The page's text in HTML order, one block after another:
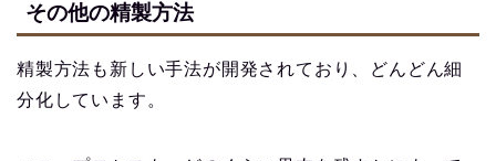
その他の精製方法
精製方法も新しい手法が開発されており、どんどん細
分化しています。